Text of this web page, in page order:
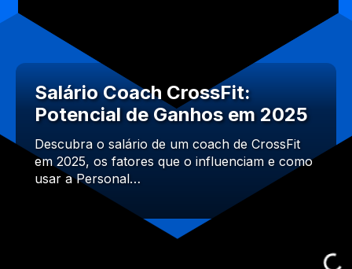
Salário Coach CrossFit:
Potencial de Ganhos em 2025
Descubra o salário de um coach de CrossFit
em 2025, os fatores que o influenciam e como
usar a Personal…